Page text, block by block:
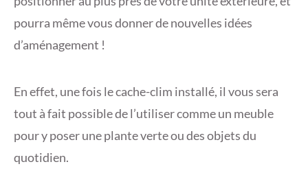
pourra même vous donner de nouvelles idées
d’aménagement !
En effet, une fois le cache-clim installé, il vous sera
tout à fait possible de l’utiliser comme un meuble
pour y poser une plante verte ou des objets du
quotidien.